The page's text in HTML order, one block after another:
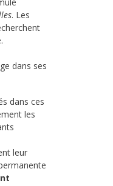
. Les
dans ses
dans ces
les
leur